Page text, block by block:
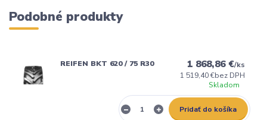
Podobné produkty
REIFEN BKT 620 / 75 R30 1 868,86 €/ks
1 519,40 €bez DPH
Skladom
Pridať do košíka